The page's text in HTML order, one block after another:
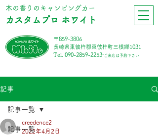
​木の香りのキャンピングカー
カスタムプロ ホワイト
〒859-3806
長崎県東彼杵郡東彼杵町三根郷1031
Tel. 090-2859-2253*ご来店は予約下さい
記事
記事一覧
記事一覧
creedence2
2022年4月2日